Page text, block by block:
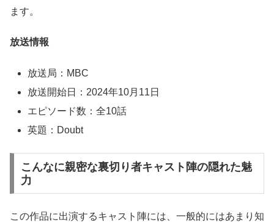
ます。
放送情報
放送局：MBC
放送開始日：2024年10月11日
エピソード数：全10話
英題：Doubt
こんなに親密な裏切り者キャスト陣の隠れた魅
力
この作品に出演するキャスト陣には、一般的にはあまり知